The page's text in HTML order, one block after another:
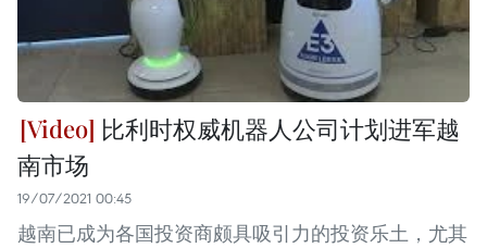
比利时权威机器人公司计划进军越
南市场
19/07/2021 00:45
越南已成为各国投资商颇具吸引力的投资乐土，尤其